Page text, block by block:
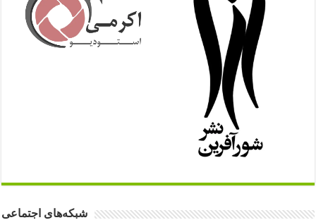
شبکه‌های اجتماعی